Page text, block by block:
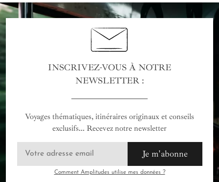
INSCRIVEZ-VOUS À NOTRE
NEWSLETTER :
Voyages thématiques, itinéraires originaux et conseils
exclusifs... Recevez notre newsletter
Je m'abonne
Comment Amplitudes utilise mes données ?